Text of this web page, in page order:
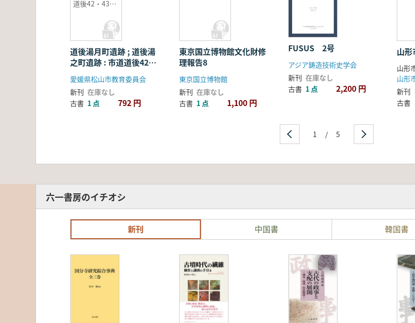
道後42・43号
事に伴う埋蔵
文化財発掘調
査報告書
道後湯月町遺跡 ; 道後湯
之町遺跡 : 市道道後42・
43号線道路改良工事に
伴う埋蔵文化財発掘調査
報告書
愛媛県松山市教育委員会
新刊 在庫なし
古書 1 点 792 円
東京国立博物館文化財修
理報告8
東京国立博物館
新刊 在庫なし
古書 1 点 1,100 円
FUSUS 2号
アジア鋳造技術史学会
新刊 在庫なし
古書 1 点 2,200 円
山
山形
山形
新刊
古書
1 / 5
六一書房のイチオシ
新刊 中国書 韓国書